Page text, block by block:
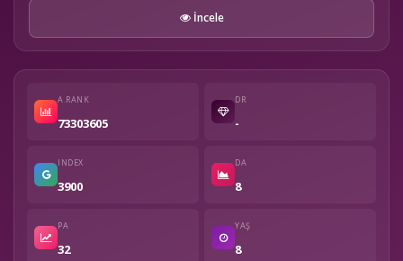
İncele
A.RANK
73303605
DR
-
INDEX
3900
DA
8
PA
32
YAŞ
8